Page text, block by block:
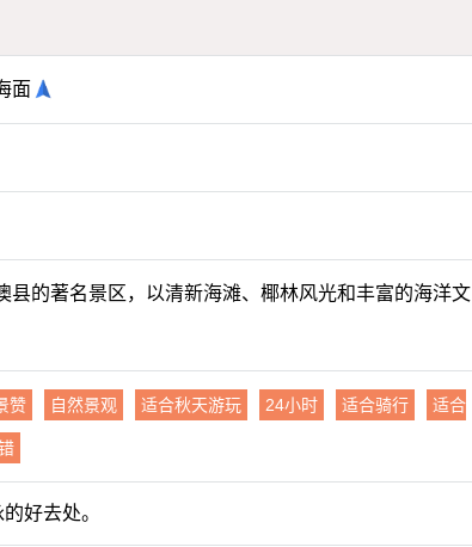
面
县的著名景区，以清新海滩、椰林风光和丰富的海洋文
赞 自然景观 适合秋天游玩 24小时 适合骑行 适合
好去处。